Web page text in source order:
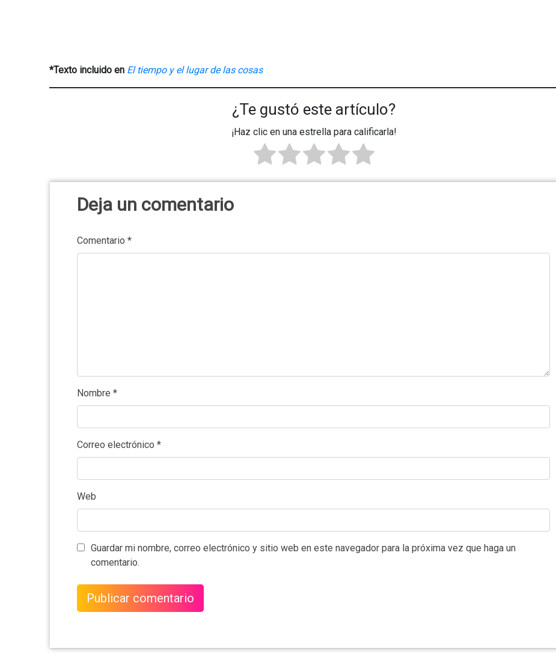
*Texto incluido en El tiempo y el lugar de las cosas
¿Te gustó este artículo?
¡Haz clic en una estrella para calificarla!
Deja un comentario
Comentario *
Nombre *
Correo electrónico *
Web
Guardar mi nombre, correo electrónico y sitio web en este navegador para la próxima vez que haga un
comentario.